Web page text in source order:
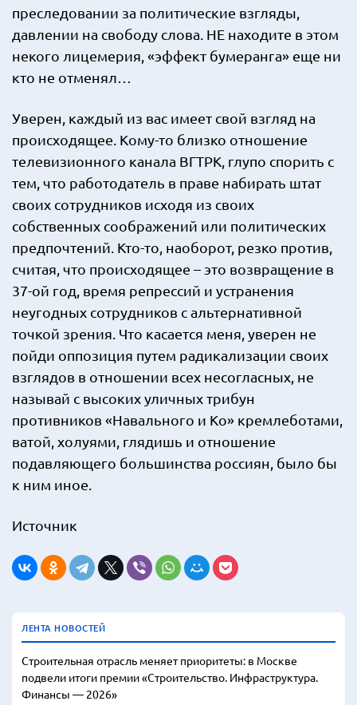
преследовании за политические взгляды,
давлении на свободу слова. НЕ находите в этом
некого лицемерия, «эффект бумеранга» еще ни
кто не отменял…
Уверен, каждый из вас имеет свой взгляд на
происходящее. Кому-то близко отношение
телевизионного канала ВГТРК, глупо спорить с
тем, что работодатель в праве набирать штат
своих сотрудников исходя из своих
собственных соображений или политических
предпочтений. Кто-то, наоборот, резко против,
считая, что происходящее – это возвращение в
37-ой год, время репрессий и устранения
неугодных сотрудников с альтернативной
точкой зрения. Что касается меня, уверен не
пойди оппозиция путем радикализации своих
взглядов в отношении всех несогласных, не
называй с высоких уличных трибун
противников «Навального и Ко» кремлеботами,
ватой, холуями, глядишь и отношение
подавляющего большинства россиян, было бы
к ним иное.
Источник
ЛЕНТА НОВОСТЕЙ
Строительная отрасль меняет приоритеты: в Москве
подвели итоги премии «Строительство. Инфраструктура.
Финансы — 2026»